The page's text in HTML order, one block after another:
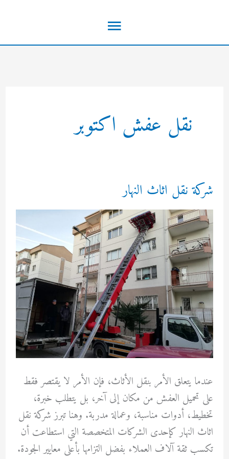
المحتوى
القائمة
الرئيسية
نقل عفش اكتوبر
شركة نقل اثاث النهار
عندما يتعلق الأمر بنقل الأثاث، فإن الأمر لا يقتصر فقط
على تحميل العفش من مكان إلى آخر، بل يتطلب خبرة،
تخطيط، أدوات مناسبة، وعمالة مدربة. وهنا تبرز شركة نقل
اثاث النهار كإحدى الشركات المتخصصة التي استطاعت أن
تكسب ثقة آلاف العملاء بفضل التزامها بأعلى معايير الجودة.